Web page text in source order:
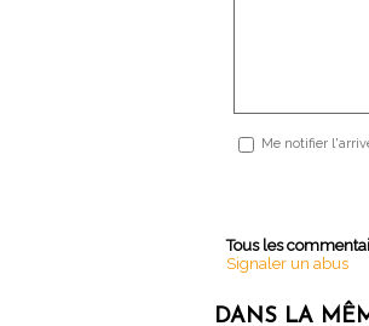
Me notifier
Tous les
Signaler un abus
DANS LA